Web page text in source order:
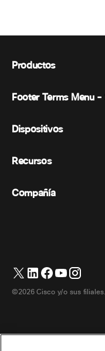
Productos
Webex Suite
Mensajería
Eventos
Pizarra blanca
Footer Terms Menu -
Términos y condiciones
Marcas comerciales
English (Inglés)
Dispositivos
Dispositivos de la
Auriculares
Accesorios de
Recursos
Precios
Compañía
Contactar con el
Contactar con Ventas
©2026 Cisco y/o sus